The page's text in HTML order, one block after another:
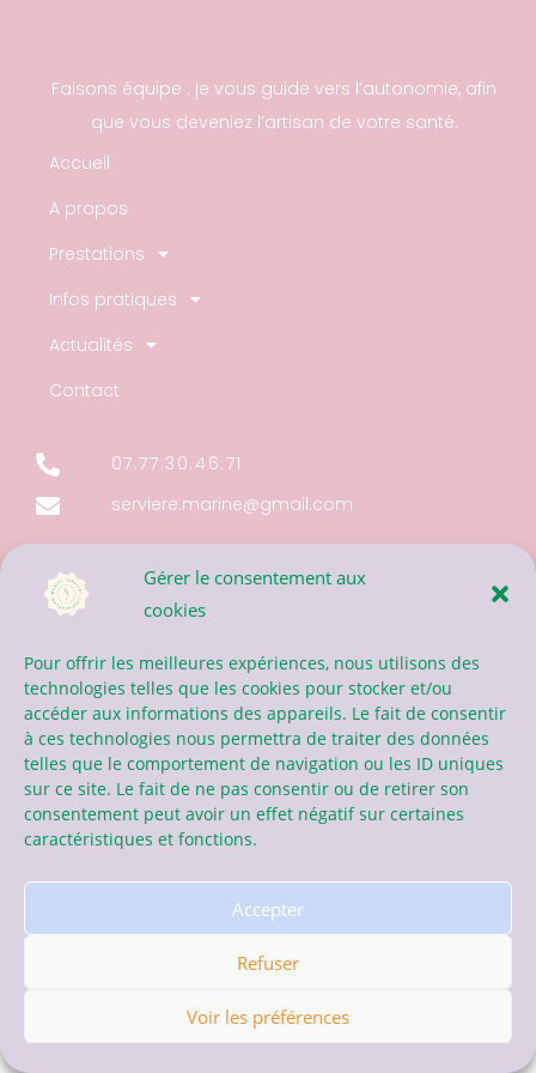
Gérer le consentement aux
cookies
Pour offrir les meilleures expériences, nous utilisons des
technologies telles que les cookies pour stocker et/ou
accéder aux informations des appareils. Le fait de consentir
à ces technologies nous permettra de traiter des données
telles que le comportement de navigation ou les ID uniques
sur ce site. Le fait de ne pas consentir ou de retirer son
consentement peut avoir un effet négatif sur certaines
caractéristiques et fonctions.
Accepter
Refuser
Voir les préférences
Faisons équipe : je vous guide vers l’autonomie, afin
que vous deveniez l’artisan de votre santé.
Accueil
A propos
Prestations
Infos pratiques
Actualités
Contact
07.77.30.46.71
serviere.marine@gmail.com
Généré parSalomé Bueb/ Copyright © Marine Serviere Naturopathe
2024 – Tous droits réservés
Mentions légales–Politique de confidentialité